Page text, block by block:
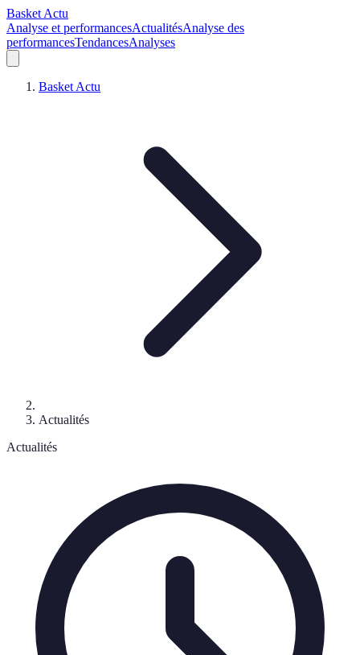
Basket Actu
Analyse et performancesActualitésAnalyse des
performancesTendancesAnalyses
Basket Actu
Actualités
Actualités